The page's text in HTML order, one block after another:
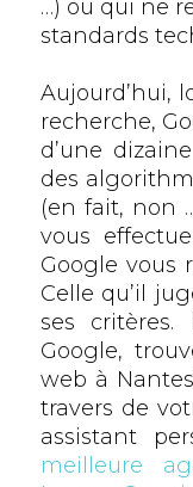
…) ou qui ne
standards
Aujourd’hui,
recherche,
d’une
des
(en fait, non
vous
Google vous
Celle qu’il
ses critères.
Google,
web à
travers de
assistant
meilleure